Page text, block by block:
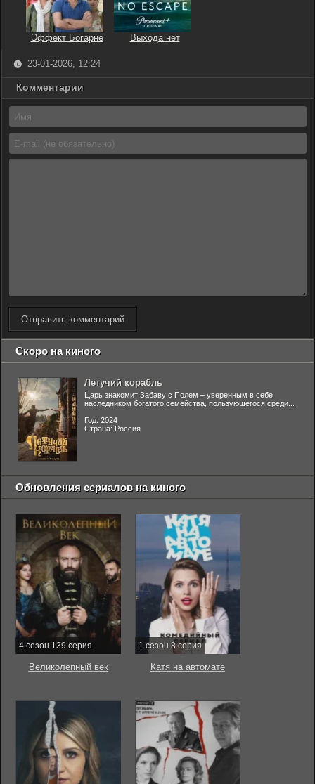
Эффект Богарне Выхода нет
23-01-2026, 12:24
Комментарии
Отправить комментарий
Скоро на киного
Летучий корабль
Царь знакомит Забаву с Полем – уверенным в себе
наследником богатого семейства, пользующегося среди...
Год: 2024
Страна: Россия
Обновления сериалов на киного
4 сезон 139 серия
Великолепный век
1 сезон 8 серия
Катя на автомате